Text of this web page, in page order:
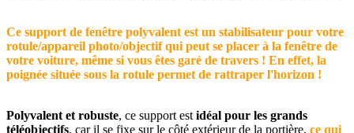
Ce support de fenêtre polyvalent est un stabilisateur pour votre
rotule/appareil photo/objectif qui peut se placer à la fenêtre de
votre voiture, même si vous êtes garé de travers ! En effet, la
poignée située sous la rotule permet de rattraper l'horizon !
Polyvalent et robuste, ce support est idéal pour les grands
téléobjectifs, car il se fixe sur le côté extérieur de la portière, ce qui